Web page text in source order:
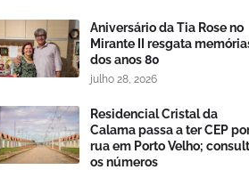
Aniversário da Tia Rose no
Mirante II resgata
dos anos 80
julho 28, 2026
Residencial Cristal da
Calama passa a ter CEP
rua em Porto Velho;
os números